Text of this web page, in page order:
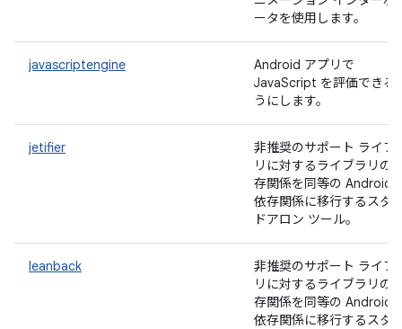
ータを使用します。
javascriptengine
Android アプリで
JavaScript を評価できる
うにします。
jetifier
非推奨のサポート ライブ
リに対するライブラリの
存関係を同等の AndroidX
依存関係に移行するスタ
ドアロン ツール。
leanback
非推奨のサポート ライブ
リに対するライブラリの
存関係を同等の AndroidX
依存関係に移行するスタ